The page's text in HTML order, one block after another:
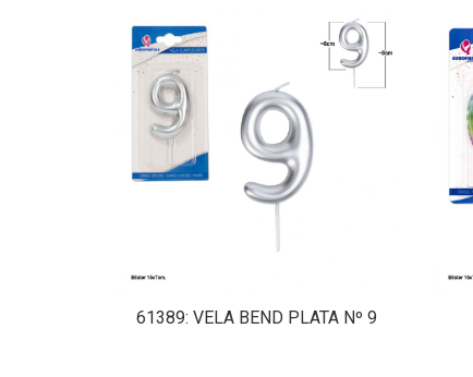
61389: VELA BEND PLATA Nº 9